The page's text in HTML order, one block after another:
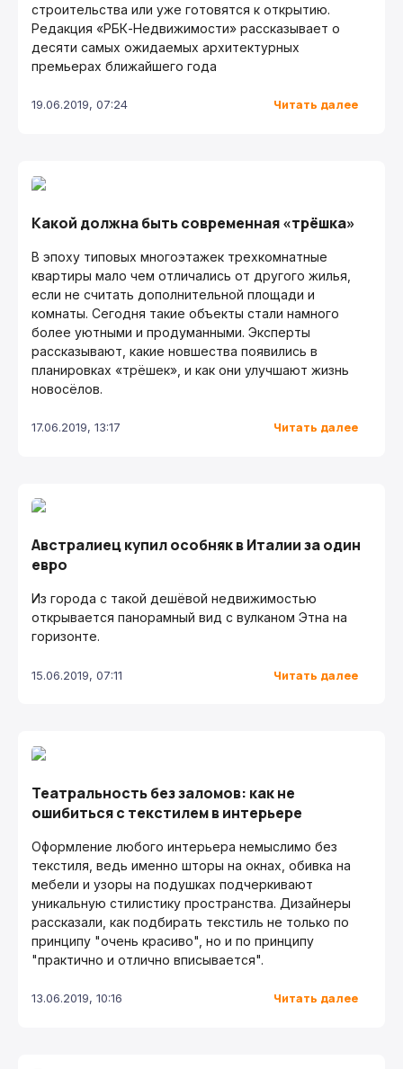
строительства или уже готовятся к открытию.
Редакция «РБК-Недвижимости» рассказывает о
десяти самых ожидаемых архитектурных
премьерах ближайшего года
19.06.2019, 07:24 Читать далее
Какой должна быть современная «трёшка»
В эпоху типовых многоэтажек трехкомнатные
квартиры мало чем отличались от другого жилья,
если не считать дополнительной площади и
комнаты. Сегодня такие объекты стали намного
более уютными и продуманными. Эксперты
рассказывают, какие новшества появились в
планировках «трёшек», и как они улучшают жизнь
новосёлов.
17.06.2019, 13:17 Читать далее
Австралиец купил особняк в Италии за один
евро
Из города с такой дешёвой недвижимостью
открывается панорамный вид с вулканом Этна на
горизонте.
15.06.2019, 07:11 Читать далее
Театральность без заломов: как не
ошибиться с текстилем в интерьере
Оформление любого интерьера немыслимо без
текстиля, ведь именно шторы на окнах, обивка на
мебели и узоры на подушках подчеркивают
уникальную стилистику пространства. Дизайнеры
рассказали, как подбирать текстиль не только по
принципу "очень красиво", но и по принципу
"практично и отлично вписывается".
13.06.2019, 10:16 Читать далее